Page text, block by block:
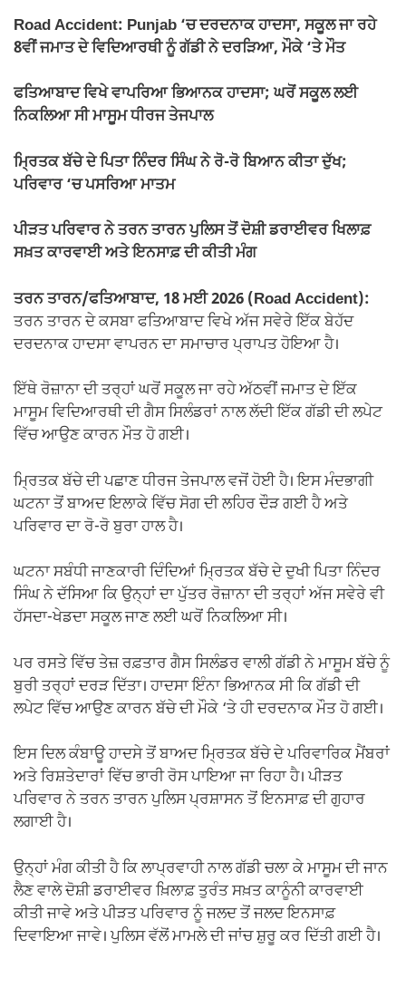
e
b
o
o
s
A
p
p
gr
a
m
y
Li
n
k
e
Road Accident: Punjab ‘ਚ ਦਰਦਨਾਕ ਹਾਦਸਾ, ਸਕੂਲ ਜਾ ਰਹੇ
8ਵੀਂ ਜਮਾਤ ਦੇ ਵਿਦਿਆਰਥੀ ਨੂੰ ਗੱਡੀ ਨੇ ਦਰੜਿਆ, ਮੌਕੇ ‘ਤੇ ਮੌਤ
ਫਤਿਆਬਾਦ ਵਿਖੇ ਵਾਪਰਿਆ ਭਿਆਨਕ ਹਾਦਸਾ; ਘਰੋਂ ਸਕੂਲ ਲਈ
ਨਿਕਲਿਆ ਸੀ ਮਾਸੂਮ ਧੀਰਜ ਤੇਜਪਾਲ
ਮ੍ਰਿਤਕ ਬੱਚੇ ਦੇ ਪਿਤਾ ਨਿੰਦਰ ਸਿੰਘ ਨੇ ਰੋ-ਰੋ ਬਿਆਨ ਕੀਤਾ ਦੁੱਖ;
ਪਰਿਵਾਰ ‘ਚ ਪਸਰਿਆ ਮਾਤਮ
ਪੀੜਤ ਪਰਿਵਾਰ ਨੇ ਤਰਨ ਤਾਰਨ ਪੁਲਿਸ ਤੋਂ ਦੋਸ਼ੀ ਡਰਾਈਵਰ ਖਿਲਾਫ਼
ਸਖ਼ਤ ਕਾਰਵਾਈ ਅਤੇ ਇਨਸਾਫ਼ ਦੀ ਕੀਤੀ ਮੰਗ
ਤਰਨ ਤਾਰਨ/ਫਤਿਆਬਾਦ, 18 ਮਈ 2026 (Road Accident):
ਤਰਨ ਤਾਰਨ ਦੇ ਕਸਬਾ ਫਤਿਆਬਾਦ ਵਿਖੇ ਅੱਜ ਸਵੇਰੇ ਇੱਕ ਬੇਹੱਦ
ਦਰਦਨਾਕ ਹਾਦਸਾ ਵਾਪਰਨ ਦਾ ਸਮਾਚਾਰ ਪ੍ਰਾਪਤ ਹੋਇਆ ਹੈ।
ਇੱਥੇ ਰੋਜ਼ਾਨਾ ਦੀ ਤਰ੍ਹਾਂ ਘਰੋਂ ਸਕੂਲ ਜਾ ਰਹੇ ਅੱਠਵੀਂ ਜਮਾਤ ਦੇ ਇੱਕ
ਮਾਸੂਮ ਵਿਦਿਆਰਥੀ ਦੀ ਗੈਸ ਸਿਲੰਡਰਾਂ ਨਾਲ ਲੱਦੀ ਇੱਕ ਗੱਡੀ ਦੀ ਲਪੇਟ
ਵਿੱਚ ਆਉਣ ਕਾਰਨ ਮੌਤ ਹੋ ਗਈ।
ਮ੍ਰਿਤਕ ਬੱਚੇ ਦੀ ਪਛਾਣ ਧੀਰਜ ਤੇਜਪਾਲ ਵਜੋਂ ਹੋਈ ਹੈ। ਇਸ ਮੰਦਭਾਗੀ
ਘਟਨਾ ਤੋਂ ਬਾਅਦ ਇਲਾਕੇ ਵਿੱਚ ਸੋਗ ਦੀ ਲਹਿਰ ਦੌੜ ਗਈ ਹੈ ਅਤੇ
ਪਰਿਵਾਰ ਦਾ ਰੋ-ਰੋ ਬੁਰਾ ਹਾਲ ਹੈ।
ਘਟਨਾ ਸਬੰਧੀ ਜਾਣਕਾਰੀ ਦਿੰਦਿਆਂ ਮ੍ਰਿਤਕ ਬੱਚੇ ਦੇ ਦੁਖੀ ਪਿਤਾ ਨਿੰਦਰ
ਸਿੰਘ ਨੇ ਦੱਸਿਆ ਕਿ ਉਨ੍ਹਾਂ ਦਾ ਪੁੱਤਰ ਰੋਜ਼ਾਨਾ ਦੀ ਤਰ੍ਹਾਂ ਅੱਜ ਸਵੇਰੇ ਵੀ
ਹੱਸਦਾ-ਖੇਡਦਾ ਸਕੂਲ ਜਾਣ ਲਈ ਘਰੋਂ ਨਿਕਲਿਆ ਸੀ।
ਪਰ ਰਸਤੇ ਵਿੱਚ ਤੇਜ਼ ਰਫ਼ਤਾਰ ਗੈਸ ਸਿਲੰਡਰ ਵਾਲੀ ਗੱਡੀ ਨੇ ਮਾਸੂਮ ਬੱਚੇ ਨੂੰ
ਬੁਰੀ ਤਰ੍ਹਾਂ ਦਰੜ ਦਿੱਤਾ। ਹਾਦਸਾ ਇੰਨਾ ਭਿਆਨਕ ਸੀ ਕਿ ਗੱਡੀ ਦੀ
ਲਪੇਟ ਵਿੱਚ ਆਉਣ ਕਾਰਨ ਬੱਚੇ ਦੀ ਮੌਕੇ ‘ਤੇ ਹੀ ਦਰਦਨਾਕ ਮੌਤ ਹੋ ਗਈ।
ਇਸ ਦਿਲ ਕੰਬਾਊ ਹਾਦਸੇ ਤੋਂ ਬਾਅਦ ਮ੍ਰਿਤਕ ਬੱਚੇ ਦੇ ਪਰਿਵਾਰਿਕ ਮੈਂਬਰਾਂ
ਅਤੇ ਰਿਸ਼ਤੇਦਾਰਾਂ ਵਿੱਚ ਭਾਰੀ ਰੋਸ ਪਾਇਆ ਜਾ ਰਿਹਾ ਹੈ। ਪੀੜਤ
ਪਰਿਵਾਰ ਨੇ ਤਰਨ ਤਾਰਨ ਪੁਲਿਸ ਪ੍ਰਸ਼ਾਸਨ ਤੋਂ ਇਨਸਾਫ਼ ਦੀ ਗੁਹਾਰ
ਲਗਾਈ ਹੈ।
ਉਨ੍ਹਾਂ ਮੰਗ ਕੀਤੀ ਹੈ ਕਿ ਲਾਪ੍ਰਵਾਹੀ ਨਾਲ ਗੱਡੀ ਚਲਾ ਕੇ ਮਾਸੂਮ ਦੀ ਜਾਨ
ਲੈਣ ਵਾਲੇ ਦੋਸ਼ੀ ਡਰਾਈਵਰ ਖ਼ਿਲਾਫ਼ ਤੁਰੰਤ ਸਖ਼ਤ ਕਾਨੂੰਨੀ ਕਾਰਵਾਈ
ਕੀਤੀ ਜਾਵੇ ਅਤੇ ਪੀੜਤ ਪਰਿਵਾਰ ਨੂੰ ਜਲਦ ਤੋਂ ਜਲਦ ਇਨਸਾਫ਼
ਦਿਵਾਇਆ ਜਾਵੇ। ਪੁਲਿਸ ਵੱਲੋਂ ਮਾਮਲੇ ਦੀ ਜਾਂਚ ਸ਼ੁਰੂ ਕਰ ਦਿੱਤੀ ਗਈ ਹੈ।